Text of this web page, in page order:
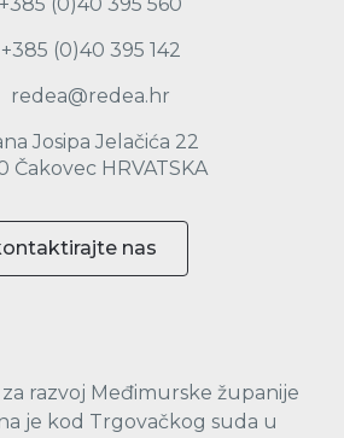
+385 (0)40 395 142
redea@redea.hr
Josipa Jelačića 22
Čakovec HRVATSKA
nas
razvoj Međimurske županije
je kod Trgovačkog suda u